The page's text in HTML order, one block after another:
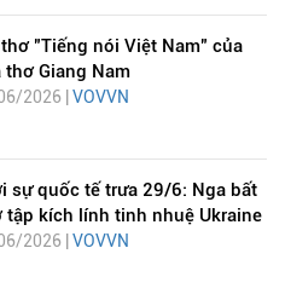
"Tiếng nói Việt Nam" của
thơ Giang Nam
2026 | VOVVN
sự quốc tế trưa 29/6: Nga bất
tập kích lính tinh nhuệ Ukraine
2026 | VOVVN